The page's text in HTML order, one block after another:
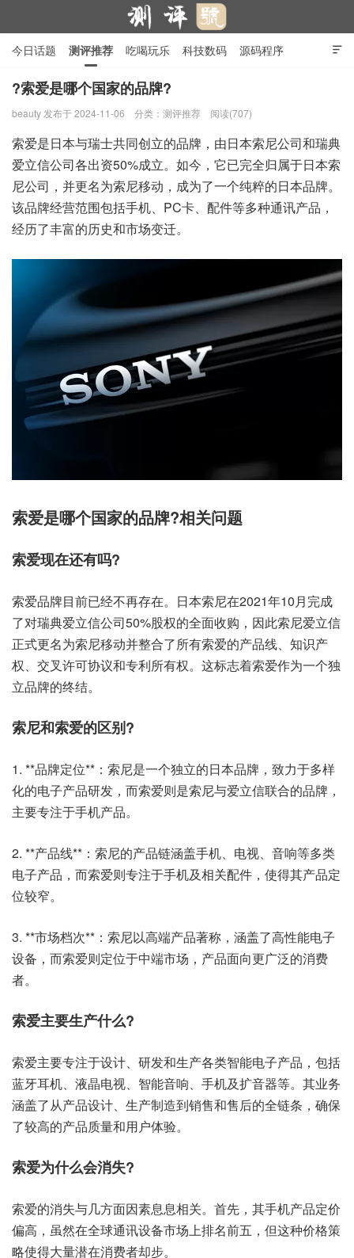

今日话题 测评推荐 吃喝玩乐 科技数码 源码程序
行业产品 在线投稿 隐私政策
?索爱是哪个国家的品牌?
beauty 发布于 2024-11-06 分类： 测评推荐 阅读(707)
索爱是日本与瑞士共同创立的品牌，由日本索尼公司和瑞典
爱立信公司各出资50%成立。如今，它已完全归属于日本索
尼公司，并更名为索尼移动，成为了一个纯粹的日本品牌。
该品牌经营范围包括手机、PC卡、配件等多种通讯产品，
经历了丰富的历史和市场变迁。
索爱是哪个国家的品牌?相关问题
索爱现在还有吗?
索爱品牌目前已经不再存在。日本索尼在2021年10月完成
了对瑞典爱立信公司50%股权的全面收购，因此索尼爱立信
正式更名为索尼移动并整合了所有索爱的产品线、知识产
权、交叉许可协议和专利所有权。这标志着索爱作为一个独
立品牌的终结。
索尼和索爱的区别?
1. **品牌定位**：索尼是一个独立的日本品牌，致力于多样
化的电子产品研发，而索爱则是索尼与爱立信联合的品牌，
主要专注于手机产品。
2. **产品线**：索尼的产品链涵盖手机、电视、音响等多类
电子产品，而索爱则专注于手机及相关配件，使得其产品定
位较窄。
3. **市场档次**：索尼以高端产品著称，涵盖了高性能电子
设备，而索爱则定位于中端市场，产品面向更广泛的消费
者。
索爱主要生产什么?
索爱主要专注于设计、研发和生产各类智能电子产品，包括
蓝牙耳机、液晶电视、智能音响、手机及扩音器等。其业务
涵盖了从产品设计、生产制造到销售和售后的全链条，确保
了较高的产品质量和用户体验。
索爱为什么会消失?
索爱的消失与几方面因素息息相关。首先，其手机产品定价
偏高，虽然在全球通讯设备市场上排名前五，但这种价格策
略使得大量潜在消费者却步。